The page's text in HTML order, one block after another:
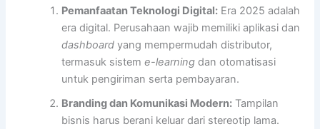
Pemanfaatan Teknologi Digital: Era 2025 adalah
era digital. Perusahaan wajib memiliki aplikasi dan
dashboard yang mempermudah distributor,
termasuk sisteme-learning dan otomatisasi
untuk pengiriman serta pembayaran.
Branding dan Komunikasi Modern: Tampilan
bisnis harus berani keluar dari stereotip lama.